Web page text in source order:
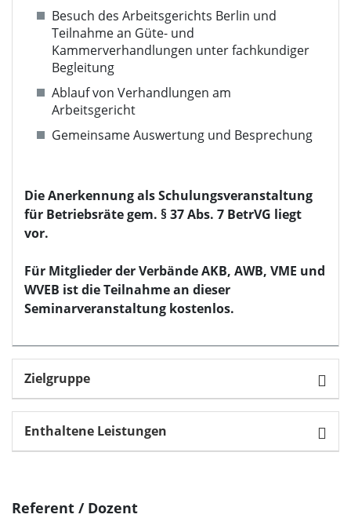
Besuch des Arbeitsgerichts Berlin und
Teilnahme an Güte- und
Kammerverhandlungen unter fachkundiger
Begleitung
Ablauf von Verhandlungen am
Arbeitsgericht
Gemeinsame Auswertung und Besprechung
Die Anerkennung als Schulungsveranstaltung
für Betriebsräte gem. § 37 Abs. 7 BetrVG liegt
vor.
Für Mitglieder der Verbände AKB, AWB, VME und
WVEB ist die Teilnahme an dieser
Seminarveranstaltung kostenlos.
Zielgruppe
Enthaltene Leistungen
Referent / Dozent